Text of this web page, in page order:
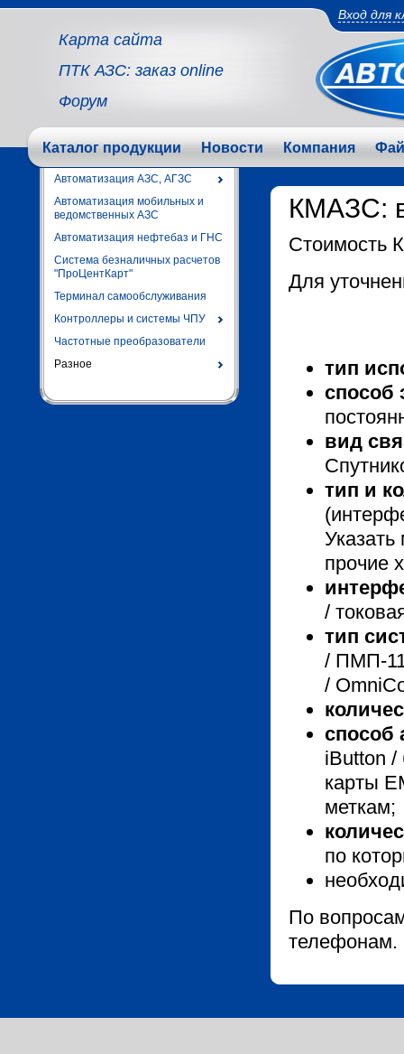
Карта сайта
ПТК АЗС: заказ online
Форум
Вход для
Каталог продукции Новости Компания
Автоматизация АЗС, АГЗС
Автоматизация мобильных и
ведомственных АЗС
Автоматизация нефтебаз и ГНС
Система безналичных расчетов
"ПроЦентКарт"
Терминал самообслуживания
Контроллеры и системы ЧПУ
Частотные преобразователи
Разное
КМАЗС:
Стоимость
Для
тип
способ
вид
тип и
Указать
прочие
/
тип
/ ПМП-
/
способ
iButton /
карты
меткам;
по
По
телефонам.